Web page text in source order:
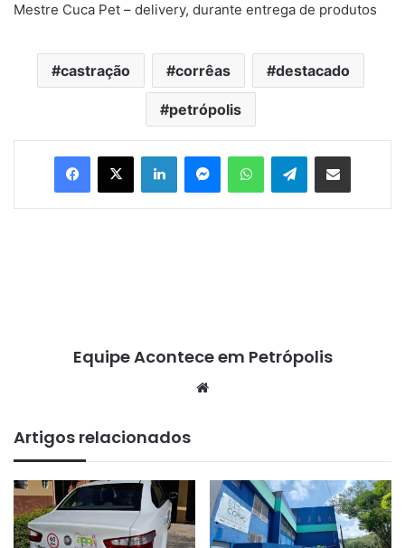
Mestre Cuca Pet – delivery, durante entrega de produtos
castração corrêas destacado
petrópolis
Telegram
Equipe Acontece em Petrópolis
Artigos relacionados